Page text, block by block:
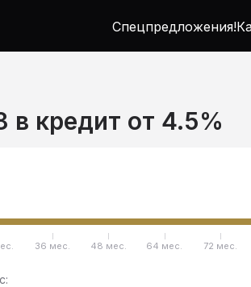
Спецпредложения!
в кредит от 4.5%
36 мес. 48 мес. 64 мес. 72 мес.